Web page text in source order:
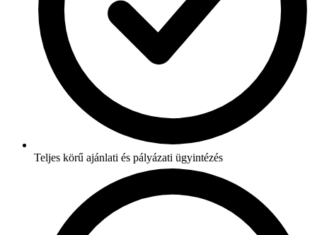
Teljes körű ajánlati és pályázati ügyintézés